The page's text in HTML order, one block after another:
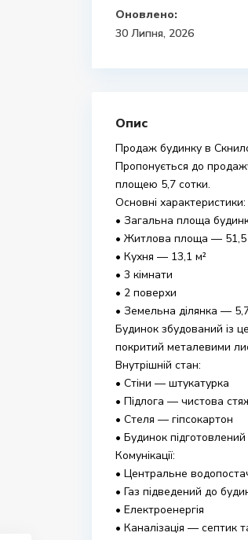
Оновлено:
30 Липня, 2026
Опис
Продаж будинку в
Пропонується до
площею 5,7 сотки.
Основні характеристики:
• Загальна площа
• Житлова площа — 51,5
• Кухня — 13,1 м²
• 3 кімнати
• 2 поверхи
• Земельна ділянка —
Будинок збудований із
покритий металевими
Внутрішній стан:
• Стіни — штукатурка
• Підлога — чистова
• Стеля — гіпсокартон
• Будинок
Комунікації:
• Центральне
• Газ підведений до
• Електроенергія
• Каналізація — септик